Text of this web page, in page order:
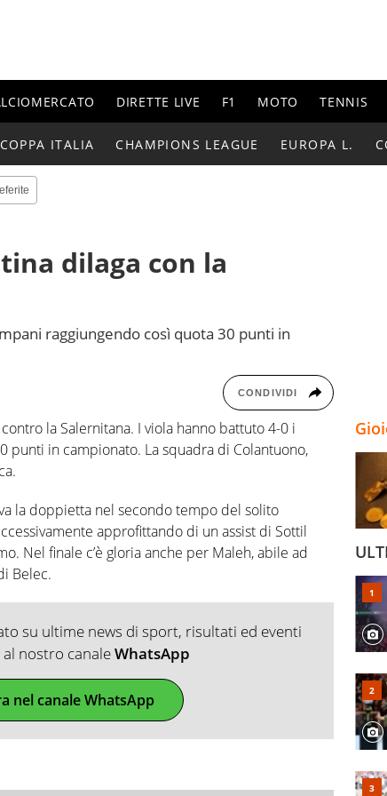
DIRETTE LIVE F1 MOTO TENNIS
COPPA ITALIA CHAMPIONS LEAGUE EUROPA L.
dilaga con la
raggiungendo così quota 30 punti in
CONDIVIDI
la Salernitana. I viola hanno battuto 4-0 i
punti in campionato. La squadra di Colantuono,
la doppietta nel secondo tempo del solito
approfittando di un assist di Sottil
Nel finale c’è gloria anche per Maleh, abile ad
Belec.
su ultime news di sport, risultati ed eventi
al nostro canaleWhatsApp
nel canale WhatsApp